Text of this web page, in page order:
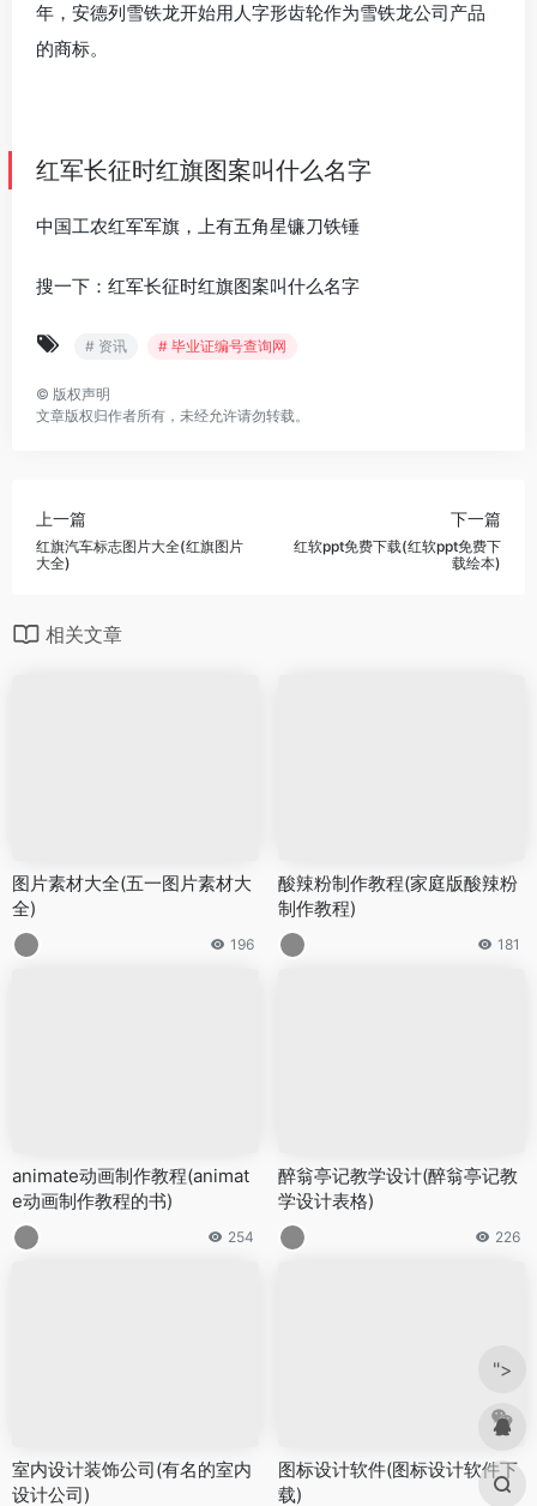
年，安德列雪铁龙开始用人字形齿轮作为雪铁龙公司产品
的商标。
红军长征时红旗图案叫什么名字
中国工农红军军旗，上有五角星镰刀铁锤
搜一下：红军长征时红旗图案叫什么名字
# 资讯 # 毕业证编号查询网
© 版权声明
文章版权归作者所有，未经允许请勿转载。
上一篇
红旗汽车标志图片大全(红旗图片
大全)
下一篇
红软ppt免费下载(红软ppt免费下
载绘本)
相关文章
图片素材大全(五一图片素材大
全)
196
酸辣粉制作教程(家庭版酸辣粉
制作教程)
181
animate动画制作教程(animat
e动画制作教程的书)
254
醉翁亭记教学设计(醉翁亭记教
学设计表格)
226
室内设计装饰公司(有名的室内
设计公司)
图标设计软件(图标设计软件下
载)
">